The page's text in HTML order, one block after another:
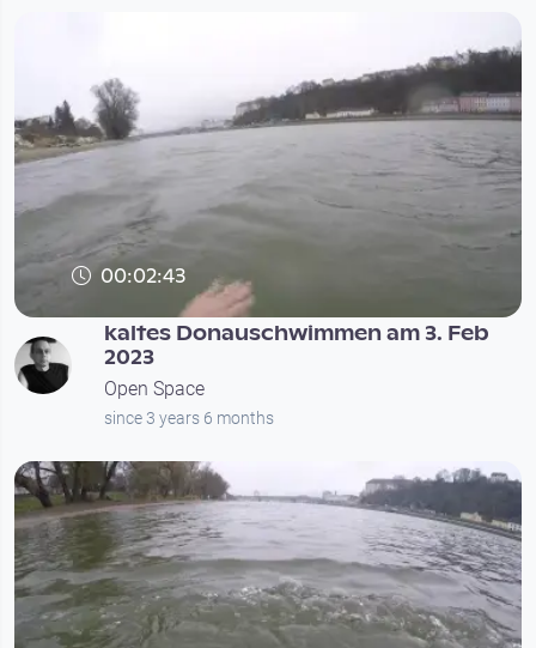
00:02:43
kaltes Donauschwimmen am 3. Feb
2023
Open Space
since 3 years 6 months